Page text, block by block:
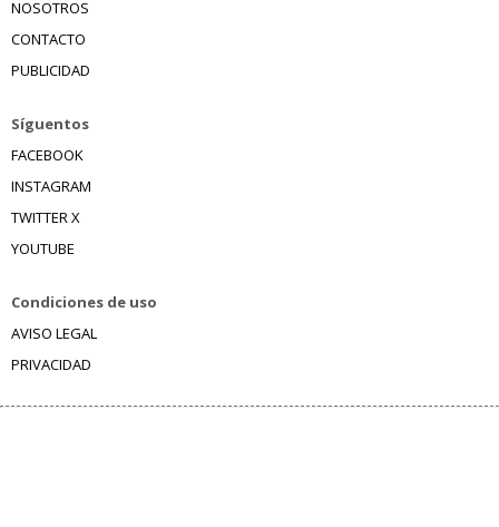
NOSOTROS
CONTACTO
PUBLICIDAD
Síguentos
FACEBOOK
INSTAGRAM
TWITTER X
YOUTUBE
Condiciones de uso
AVISO LEGAL
PRIVACIDAD